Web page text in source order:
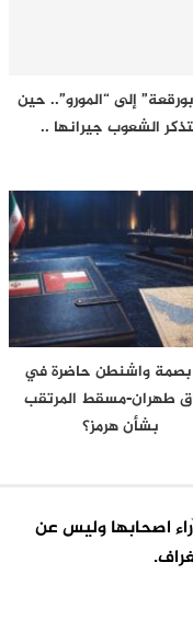
إلى “المورو”.. حين
الشعوب جيرانها ..
واشنطن حاضرة في
طهران-مسقط المرتقب
بشأن هرمز؟
اصحابها وليس عن